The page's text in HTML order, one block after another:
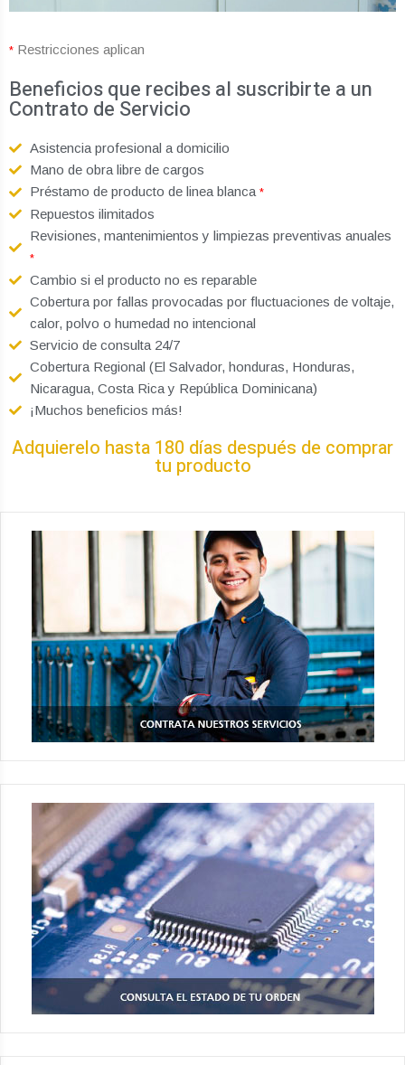
* Restricciones aplican
Beneficios que recibes al suscribirte a un
Contrato de Servicio
Asistencia profesional a domicilio
Mano de obra libre de cargos
Préstamo de producto de linea blanca *
Repuestos ilimitados
Revisiones, mantenimientos y limpiezas preventivas anuales
*
Cambio si el producto no es reparable
Cobertura por fallas provocadas por fluctuaciones de voltaje,
calor, polvo o humedad no intencional
Servicio de consulta 24/7
Cobertura Regional (El Salvador, honduras, Honduras,
Nicaragua, Costa Rica y República Dominicana)
¡Muchos beneficios más!
Adquierelo hasta 180 días después de comprar
tu producto